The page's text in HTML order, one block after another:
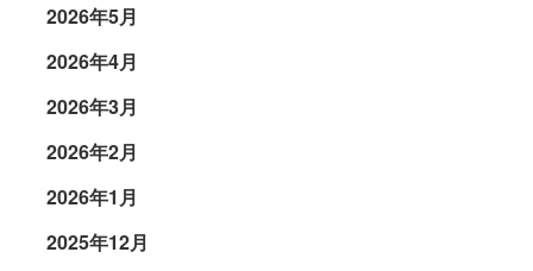
2026年5月
2026年4月
2026年3月
2026年2月
2026年1月
2025年12月